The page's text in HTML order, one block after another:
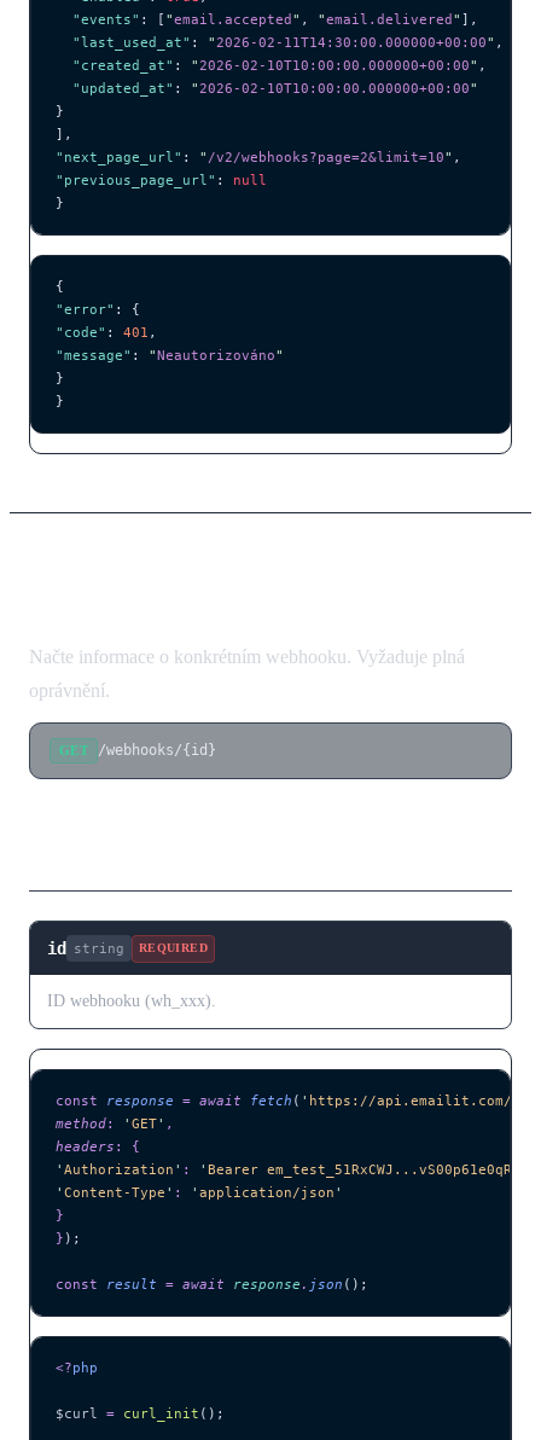
  "events"
: [ "email.accepted" , "email.delivered" ],
  "last_used_at"
: "2026-02-11T14:30:00.000000+00:00" ,
  "created_at"
: "2026-02-10T10:00:00.000000+00:00" ,
  "updated_at"
: "2026-02-10T10:00:00.000000+00:00"
}
],
"next_page_url" : " /v2/webhooks?page=2&limit=10" ,
"previous_page_url" : null
}
{
"error" : {
"code" : 401 ,
"message" : "Neautorizováno"
}
}
Načte informace o konkrétním webhooku. Vyžaduje plná
oprávnění.
GET /webhooks/{id}
id string REQUIRED
ID webhooku (wh_xxx).
const response = await fetch ( ' https://api.emailit.com/v2/
method: ' GET' ,
headers :
{
' Authorization ' : ' Bearer em_test_51RxCWJ...vS00p61e0qRE
' Content-Type ' : ' application/json '
}
} );
const result = await response . json ();
<?php
$curl = curl_init ();